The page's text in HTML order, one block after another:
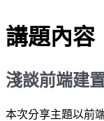
講題內容
淺談前端建
本次分享主題以前